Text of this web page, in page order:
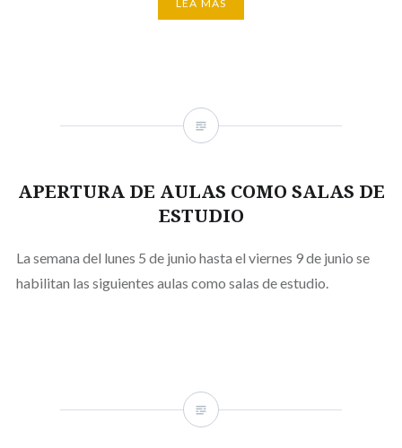
LEA MÁS
APERTURA DE AULAS COMO SALAS DE
ESTUDIO
La semana del lunes 5 de junio hasta el viernes 9 de junio se
habilitan las siguientes aulas como salas de estudio.